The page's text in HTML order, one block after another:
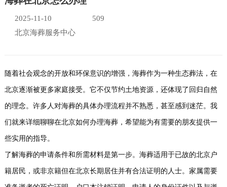
2025-11-10
509
北京海葬服务中心
随着社会观念的开放和环保意识的增强，海葬作为一种生态葬法，在
北京逐渐被更多家庭接受。它不仅节约土地资源，还体现了回归自然
的理念。许多人对海葬的具体办理流程并不熟悉，甚至感到迷茫。我
们就来详细聊聊在北京如何办理海葬，希望能为有需要的朋友提供一
些实用的指导。
了解海葬的申请条件和所需材料是第一步。海葬适用于已故的北京户
籍居民，或非京籍但在北京长期居住并有合法证明的人士。家属需要